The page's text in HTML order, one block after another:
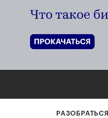
РАЗОБРАТЬСЯ